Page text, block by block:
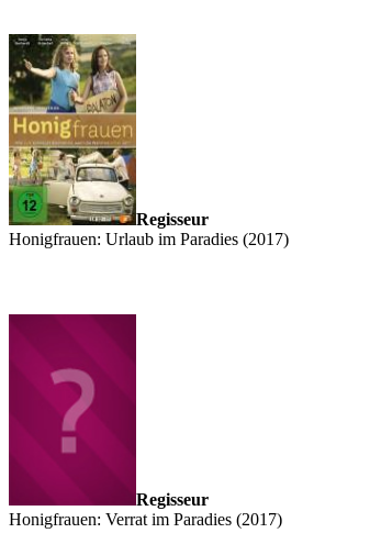
Regisseur
Honigfrauen: Urlaub im Paradies (2017)
Regisseur
Honigfrauen: Verrat im Paradies (2017)